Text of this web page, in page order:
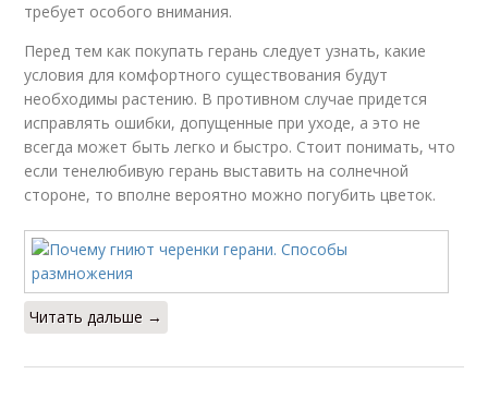
требует особого внимания.
Перед тем как покупать герань следует узнать, какие
условия для комфортного существования будут
необходимы растению. В противном случае придется
исправлять ошибки, допущенные при уходе, а это не
всегда может быть легко и быстро. Стоит понимать, что
если тенелюбивую герань выставить на солнечной
стороне, то вполне вероятно можно погубить цветок.
Читать дальше →